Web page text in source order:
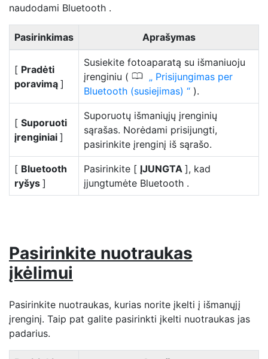
naudodami Bluetooth .
Pasirinkimas Aprašymas
[ Pradėti
poravimą ]
Susiekite fotoaparatą su išmaniuoju
įrenginiu ( 0
Prisijungimas per
Bluetooth (susiejimas)
).
[ Suporuoti
įrenginiai ]
Suporuotų išmaniųjų įrenginių
sąrašas. Norėdami prisijungti,
pasirinkite įrenginį iš sąrašo.
[ Bluetooth
ryšys ]
Pasirinkite [ ĮJUNGTA ], kad
įjungtumėte Bluetooth .
Pasirinkite nuotraukas
įkėlimui
Pasirinkite nuotraukas, kurias norite įkelti į išmanųjį
įrenginį. Taip pat galite pasirinkti įkelti nuotraukas jas
padarius.